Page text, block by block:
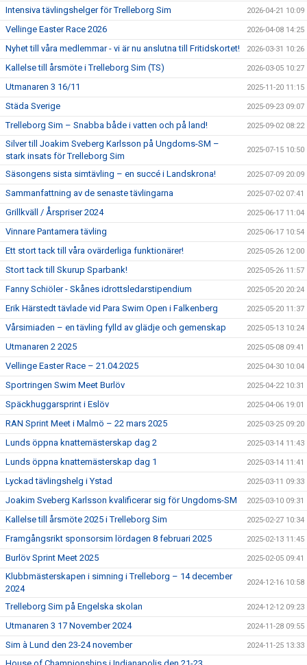
Intensiva tävlingshelger för Trelleborg Sim 2026-04-21 10:09
Vellinge Easter Race 2026 2026-04-08 14:25
Nyhet till våra medlemmar - vi är nu anslutna till Fritidskortet! 2026-03-31 10:26
Kallelse till årsmöte i Trelleborg Sim (TS) 2026-03-05 10:27
Utmanaren 3 16/11 2025-11-20 11:15
Städa Sverige 2025-09-23 09:07
Trelleborg Sim – Snabba både i vatten och på land! 2025-09-02 08:22
Silver till Joakim Sveberg Karlsson på Ungdoms-SM –
stark insats för Trelleborg Sim
2025-07-15 10:50
Säsongens sista simtävling – en succé i Landskrona! 2025-07-09 20:09
Sammanfattning av de senaste tävlingarna 2025-07-02 07:41
Grillkväll / Årspriser 2024 2025-06-17 11:04
Vinnare Pantamera tävling 2025-06-17 10:54
Ett stort tack till våra ovärderliga funktionärer! 2025-05-26 12:00
Stort tack till Skurup Sparbank! 2025-05-26 11:57
Fanny Schiöler - Skånes idrottsledarstipendium 2025-05-20 20:24
Erik Härstedt tävlade vid Para Swim Open i Falkenberg 2025-05-20 11:37
Vårsimiaden – en tävling fylld av glädje och gemenskap 2025-05-13 10:24
Utmanaren 2 2025 2025-05-08 09:41
Vellinge Easter Race – 21.04.2025 2025-04-30 10:04
Sportringen Swim Meet Burlöv 2025-04-22 10:31
Späckhuggarsprint i Eslöv 2025-04-06 19:01
RAN Sprint Meet i Malmö – 22 mars 2025 2025-03-25 09:20
Lunds öppna knattemästerskap dag 2 2025-03-14 11:43
Lunds öppna knattemästerskap dag 1 2025-03-14 11:41
Lyckad tävlingshelg i Ystad 2025-03-11 09:33
Joakim Sveberg Karlsson kvalificerar sig för Ungdoms-SM 2025-03-10 09:31
Kallelse till årsmöte 2025 i Trelleborg Sim 2025-02-27 10:34
Framgångsrikt sponsorsim lördagen 8 februari 2025 2025-02-13 11:45
Burlöv Sprint Meet 2025 2025-02-05 09:41
Klubbmästerskapen i simning i Trelleborg – 14 december
2024
2024-12-16 10:58
Trelleborg Sim på Engelska skolan 2024-12-12 09:23
Utmanaren 3 17 November 2024 2024-11-28 09:55
Sim à Lund den 23-24 november 2024-11-25 13:33